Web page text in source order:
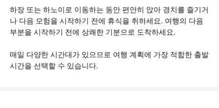
하장 또는 하노이로 이동하는 동안 편안히 앉아 경치를 즐기거
나 다음 모험을 시작하기 전에 휴식을 취하세요. 여행의 다음
부분을 시작하기 전에 상쾌한 기분으로 도착하세요.
매일 다양한 시간대가 있으므로 여행 계획에 가장 적합한 출발
시간을 선택할 수 있습니다.